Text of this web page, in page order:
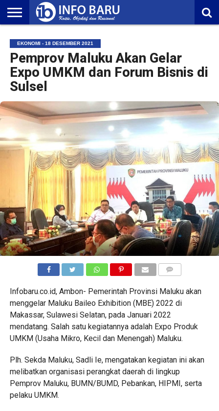
NASIONAL
AMBONIA
MALUKU
EKONOMI
POLITIK
OLAHRAGA
LIFESTYLE
REDAKSI
EKONOMI - 18 DESEMBER 2021
Pemprov Maluku Akan Gelar
Expo UMKM dan Forum Bisnis di
Sulsel
Infobaru.co.id, Ambon- Pemerintah Provinsi Maluku akan
menggelar Maluku Baileo Exhibition (MBE) 2022 di
Makassar, Sulawesi Selatan, pada Januari 2022
mendatang. Salah satu kegiatannya adalah Expo Produk
UMKM (Usaha Mikro, Kecil dan Menengah) Maluku.
Plh. Sekda Maluku, Sadli Ie, mengatakan kegiatan ini akan
melibatkan organisasi perangkat daerah di lingkup
Pemprov Maluku, BUMN/BUMD, Pebankan, HIPMI, serta
pelaku UMKM.